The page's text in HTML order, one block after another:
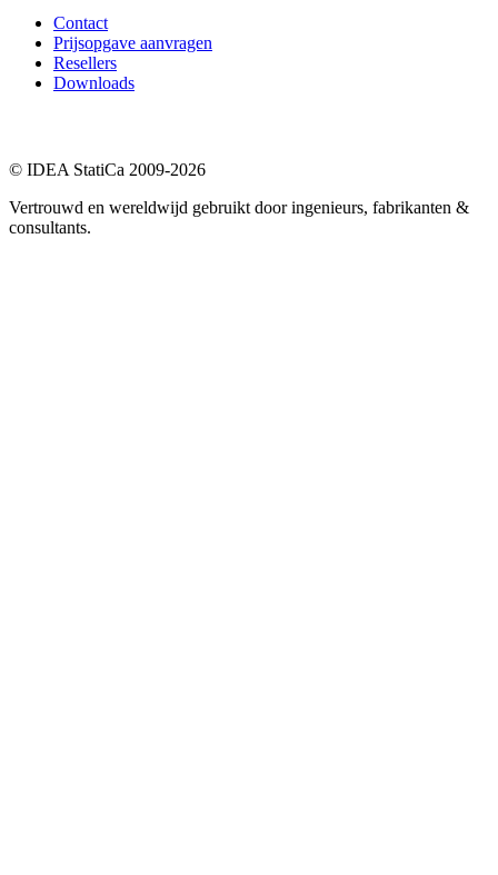
Contact
Prijsopgave aanvragen
Resellers
Downloads
© IDEA StatiCa 2009-2026
Vertrouwd en wereldwijd gebruikt door ingenieurs, fabrikanten &
consultants.